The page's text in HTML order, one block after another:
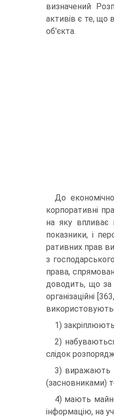
визначений
активів є те, що
об'єкта.
До
корпоративні
на яку впливає
показники, і
ративних прав
з
права,
доводить, що за
організаційні
1)
2)
слідок
3) виражають
(засновниками)
4) мають
інформацію, на